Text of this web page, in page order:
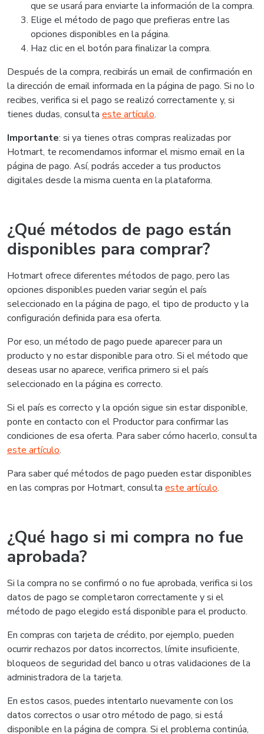
que se usará para enviarte la información de la compra.
Elige el método de pago que prefieras entre las
opciones disponibles en la página.
Haz clic en el botón para finalizar la compra.
Después de la compra, recibirás un email de confirmación en
la dirección de email informada en la página de pago. Si no lo
recibes, verifica si el pago se realizó correctamente y, si
tienes dudas, consulta este artículo.
Importante: si ya tienes otras compras realizadas por
Hotmart, te recomendamos informar el mismo email en la
página de pago. Así, podrás acceder a tus productos
digitales desde la misma cuenta en la plataforma.
¿Qué métodos de pago están
disponibles para comprar?
Hotmart ofrece diferentes métodos de pago, pero las
opciones disponibles pueden variar según el país
seleccionado en la página de pago, el tipo de producto y la
configuración definida para esa oferta.
Por eso, un método de pago puede aparecer para un
producto y no estar disponible para otro. Si el método que
deseas usar no aparece, verifica primero si el país
seleccionado en la página es correcto.
Si el país es correcto y la opción sigue sin estar disponible,
ponte en contacto con el Productor para confirmar las
condiciones de esa oferta. Para saber cómo hacerlo, consulta
este artículo.
Para saber qué métodos de pago pueden estar disponibles
en las compras por Hotmart, consulta este artículo.
¿Qué hago si mi compra no fue
aprobada?
Si la compra no se confirmó o no fue aprobada, verifica si los
datos de pago se completaron correctamente y si el
método de pago elegido está disponible para el producto.
En compras con tarjeta de crédito, por ejemplo, pueden
ocurrir rechazos por datos incorrectos, límite insuficiente,
bloqueos de seguridad del banco u otras validaciones de la
administradora de la tarjeta.
En estos casos, puedes intentarlo nuevamente con los
datos correctos o usar otro método de pago, si está
disponible en la página de compra. Si el problema continúa,